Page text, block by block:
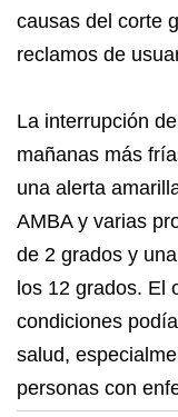
causas del corte
reclamos de
La interrupción
mañanas más
una alerta
AMBA y varias
de 2 grados y
los 12 grados. El
condiciones
salud,
personas con